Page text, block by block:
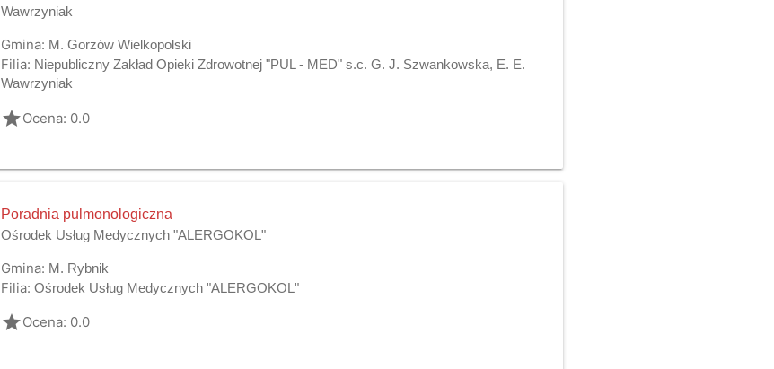
Wawrzyniak
Gmina: M. Gorzów Wielkopolski
Filia: Niepubliczny Zakład Opieki Zdrowotnej "PUL - MED" s.c. G. J. Szwankowska, E. E.
Wawrzyniak
gradeOcena: 0.0
Poradnia pulmonologiczna
Ośrodek Usług Medycznych "ALERGOKOL"
Gmina: M. Rybnik
Filia: Ośrodek Usług Medycznych "ALERGOKOL"
gradeOcena: 0.0